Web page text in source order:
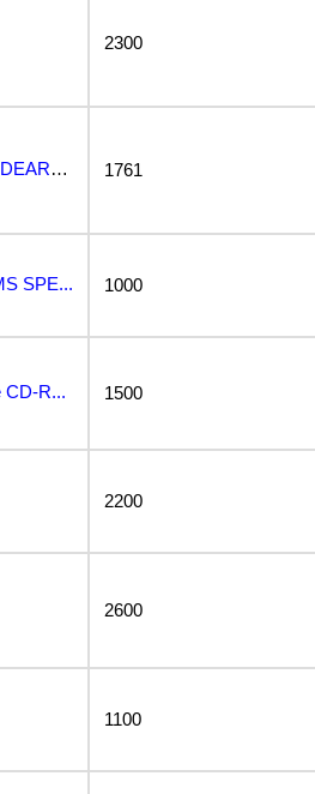
2300
動作保証品 PCE PCエンジン CD-ROM2 サイドアーム・スペシャル SIDEARMS SPE... 1761
SPE... 1000
CD-R... 1500
2200
2600
1100